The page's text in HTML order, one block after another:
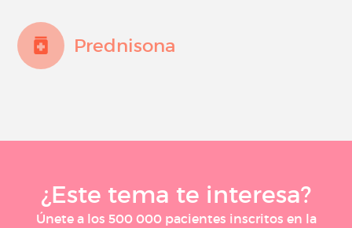
Prednisona
¿Este tema te interesa?
Únete a los 500 000 pacientes inscritos en la